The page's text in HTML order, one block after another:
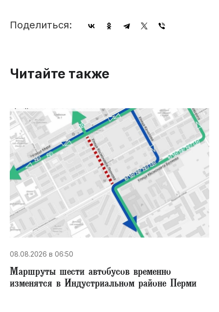
Поделиться:
Читайте также
08.08.2026 в 06:50
Маршруты шести автобусов временно
изменятся в Индустриальном районе Перми